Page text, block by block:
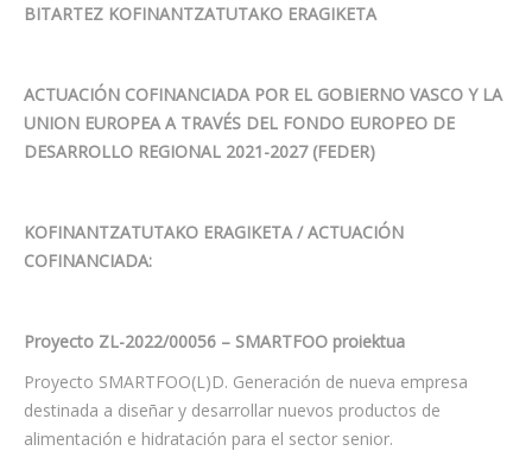
BITARTEZ KOFINANTZATUTAKO ERAGIKETA
ACTUACIÓN COFINANCIADA POR EL GOBIERNO VASCO Y LA
UNION EUROPEA A TRAVÉS DEL FONDO EUROPEO DE
DESARROLLO REGIONAL 2021-2027 (FEDER)
KOFINANTZATUTAKO ERAGIKETA / ACTUACIÓN
COFINANCIADA:
Proyecto ZL-2022/00056 – SMARTFOO proiektua
Proyecto SMARTFOO(L)D. Generación de nueva empresa
destinada a diseñar y desarrollar nuevos productos de
alimentación e hidratación para el sector senior.